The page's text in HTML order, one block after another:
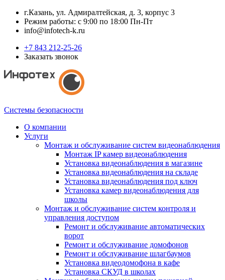
г.Казань, ул. Адмиралтейская, д. 3, корпус 3
Режим работы: с 9:00 по 18:00 Пн-Пт
info@infotech-k.ru
+7 843 212-25-26
Заказать звонок
Системы безопасности
О компании
Услуги
Монтаж и обслуживание систем видеонаблюдения
Монтаж IP камер видеонаблюдения
Установка видеонаблюдения в магазине
Установка видеонаблюдения на складе
Установка видеонаблюдения под ключ
Установка камер видеонаблюдения для
школы
Монтаж и обслуживание систем контроля и
управления доступом
Ремонт и обслуживание автоматических
ворот
Ремонт и обслуживание домофонов
Ремонт и обслуживание шлагбаумов
Установка видеодомофона в кафе
Установка СКУД в школах